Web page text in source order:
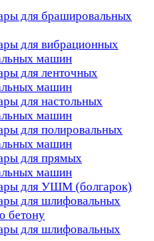
для брашировальных
для вибрационных
машин
для ленточных
машин
для настольных
машин
для полировальных
машин
для прямых
машин
для УШМ (болгарок)
для шлифовальных
бетону
для шлифовальных